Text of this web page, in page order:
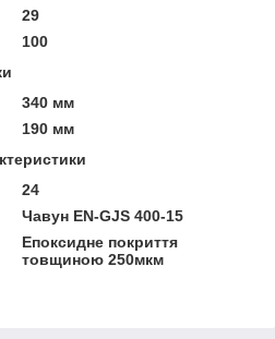
29
100
340 мм
190 мм
24
Чавун EN-GJS 400-15
Епоксидне покриття
товщиною 250мкм